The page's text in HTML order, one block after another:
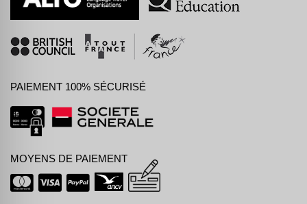
PAIEMENT 100% SÉCURISÉ
MOYENS DE PAIEMENT